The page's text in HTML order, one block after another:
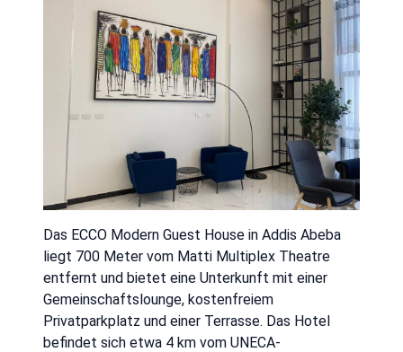
Das ECCO Modern Guest House in Addis Abeba
liegt 700 Meter vom Matti Multiplex Theatre
entfernt und bietet eine Unterkunft mit einer
Gemeinschaftslounge, kostenfreiem
Privatparkplatz und einer Terrasse. Das Hotel
befindet sich etwa 4 km vom UNECA-